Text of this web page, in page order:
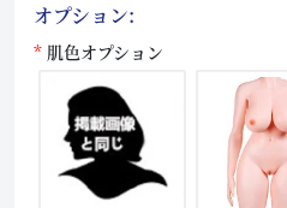
オプション:
肌色オプション